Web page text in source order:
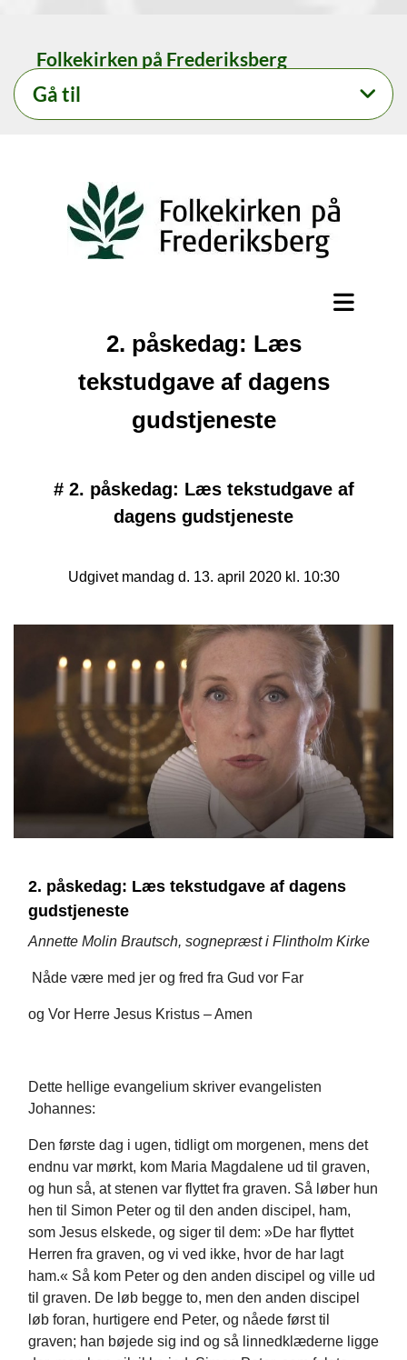
Folkekirken på Frederiksberg
Gå til
2. påskedag: Læs
tekstudgave af dagens
gudstjeneste
# 2. påskedag: Læs tekstudgave af
dagens gudstjeneste
Udgivet mandag d. 13. april 2020 kl. 10:30
2. påskedag: Læs tekstudgave af dagens
gudstjeneste
Annette Molin Brautsch, sognepræst i Flintholm Kirke
Nåde være med jer og fred fra Gud vor Far
og Vor Herre Jesus Kristus – Amen
Dette hellige evangelium skriver evangelisten
Johannes:
Den første dag i ugen, tidligt om morgenen, mens det
endnu var mørkt, kom Maria Magdalene ud til graven,
og hun så, at stenen var flyttet fra graven. Så løber hun
hen til Simon Peter og til den anden discipel, ham,
som Jesus elskede, og siger til dem: »De har flyttet
Herren fra graven, og vi ved ikke, hvor de har lagt
ham.« Så kom Peter og den anden discipel og ville ud
til graven. De løb begge to, men den anden discipel
løb foran, hurtigere end Peter, og nåede først til
graven; han bøjede sig ind og så linnedklæderne ligge